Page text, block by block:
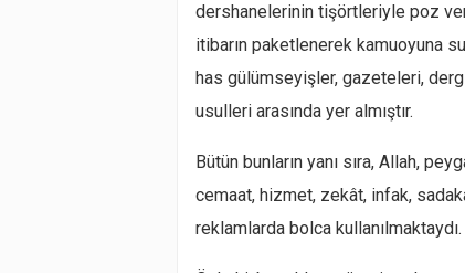
dershanelerinin tişörtleriyle poz
itibarın paketlenerek kamuoyuna
has gülümseyişler, gazeteleri,
usulleri arasında yer almıştır.
Bütün bunların yanı sıra, Allah,
cemaat, hizmet, zekât, infak,
reklamlarda bolca kullanılmaktaydı.